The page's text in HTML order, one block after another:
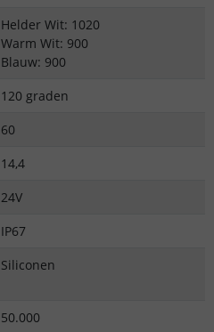
Helder Wit: 1020
Warm Wit: 900
Blauw: 900
120 graden
60
14,4
24V
IP67
Siliconen
50.000